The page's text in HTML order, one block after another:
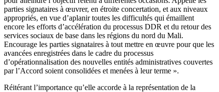
parties signataires à œuvrer, en étroite concertation, et aux niveaux
appropriés, en vue d’aplanir toutes les difficultés qui émaillent
encore les efforts d’accélération du processus DDR et du retour des
services sociaux de base dans les régions du nord du Mali.
Encourage les parties signataires à tout mettre en œuvre pour que les
avancées enregistrées dans le cadre du processus
d’opérationnalisation des nouvelles entités administratives couvertes
par l’Accord soient consolidées et menées à leur terme ».
Réitérant l’importance qu’elle accorde à la représentation de la